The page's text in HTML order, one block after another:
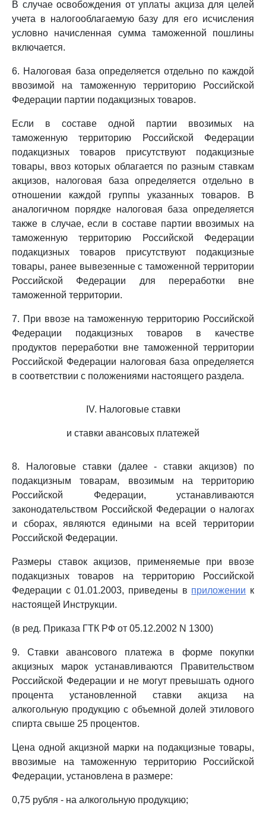
В случае освобождения от уплаты акциза для целей
учета в налогооблагаемую базу для его исчисления
условно начисленная сумма таможенной пошлины
включается.
6. Налоговая база определяется отдельно по каждой
ввозимой на таможенную территорию Российской
Федерации партии подакцизных товаров.
Если в составе одной партии ввозимых на
таможенную территорию Российской Федерации
подакцизных товаров присутствуют подакцизные
товары, ввоз которых облагается по разным ставкам
акцизов, налоговая база определяется отдельно в
отношении каждой группы указанных товаров. В
аналогичном порядке налоговая база определяется
также в случае, если в составе партии ввозимых на
таможенную территорию Российской Федерации
подакцизных товаров присутствуют подакцизные
товары, ранее вывезенные с таможенной территории
Российской Федерации для переработки вне
таможенной территории.
7. При ввозе на таможенную территорию Российской
Федерации подакцизных товаров в качестве
продуктов переработки вне таможенной территории
Российской Федерации налоговая база определяется
в соответствии с положениями настоящего раздела.
IV. Налоговые ставки
и ставки авансовых платежей
8. Налоговые ставки (далее - ставки акцизов) по
подакцизным товарам, ввозимым на территорию
Российской Федерации, устанавливаются
законодательством Российской Федерации о налогах
и сборах, являются едиными на всей территории
Российской Федерации.
Размеры ставок акцизов, применяемые при ввозе
подакцизных товаров на территорию Российской
Федерации с 01.01.2003, приведены в приложении к
настоящей Инструкции.
(в ред. Приказа ГТК РФ от 05.12.2002 N 1300)
9. Ставки авансового платежа в форме покупки
акцизных марок устанавливаются Правительством
Российской Федерации и не могут превышать одного
процента установленной ставки акциза на
алкогольную продукцию с объемной долей этилового
спирта свыше 25 процентов.
Цена одной акцизной марки на подакцизные товары,
ввозимые на таможенную территорию Российской
Федерации, установлена в размере:
0,75 рубля - на алкогольную продукцию;